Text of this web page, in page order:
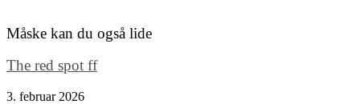
Måske kan du også lide
The red spot ff
3. februar 2026